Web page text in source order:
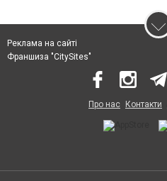
Реклама на сайті
Франшиза "CitySites"
Про нас Контакти